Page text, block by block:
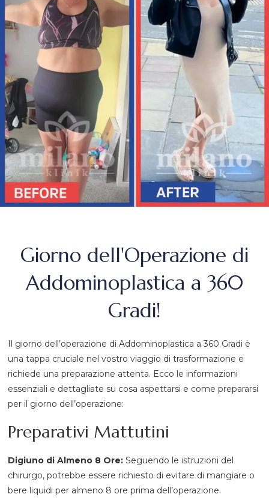
Giorno dell'Operazione di
Addominoplastica a 360
Gradi!
Il giorno dell’operazione di Addominoplastica a 360 Gradi è
una tappa cruciale nel vostro viaggio di trasformazione e
richiede una preparazione attenta. Ecco le informazioni
essenziali e dettagliate su cosa aspettarsi e come prepararsi
per il giorno dell’operazione:
Preparativi Mattutini
Digiuno di Almeno 8 Ore:Seguendo le istruzioni del
chirurgo, potrebbe essere richiesto di evitare di mangiare o
bere liquidi per almeno 8 ore prima dell’operazione.